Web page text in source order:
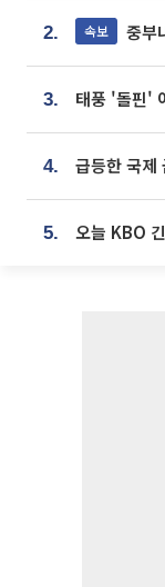
2. 속보 중부
3.
4. 급등한 국
5. 오늘 KBO